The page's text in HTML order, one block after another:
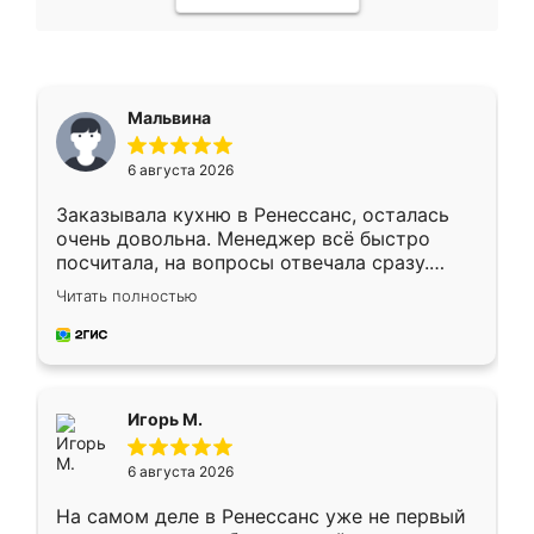
Мальвина
6 августа 2026
Заказывала кухню в Ренессанс, осталась
очень довольна. Менеджер всё быстро
посчитала, на вопросы отвечала сразу.
Замерщик приехал в субботу, подошёл к
делу со всей ответственностью. Собрали
за день, ребята работали аккуратно, даже
Читать полностью
Игорь М.
6 августа 2026
На самом деле в Ренессанс уже не первый